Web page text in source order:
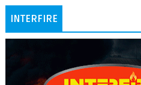
INTERFIRE